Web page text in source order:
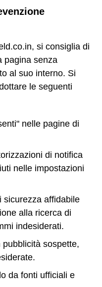
si consiglia di
pagina senza
al suo interno. Si
le seguenti
nelle pagine di
di notifica
nelle impostazioni
sicurezza affidabile
alla ricerca di
indesiderati.
sospette,
da fonti ufficiali e